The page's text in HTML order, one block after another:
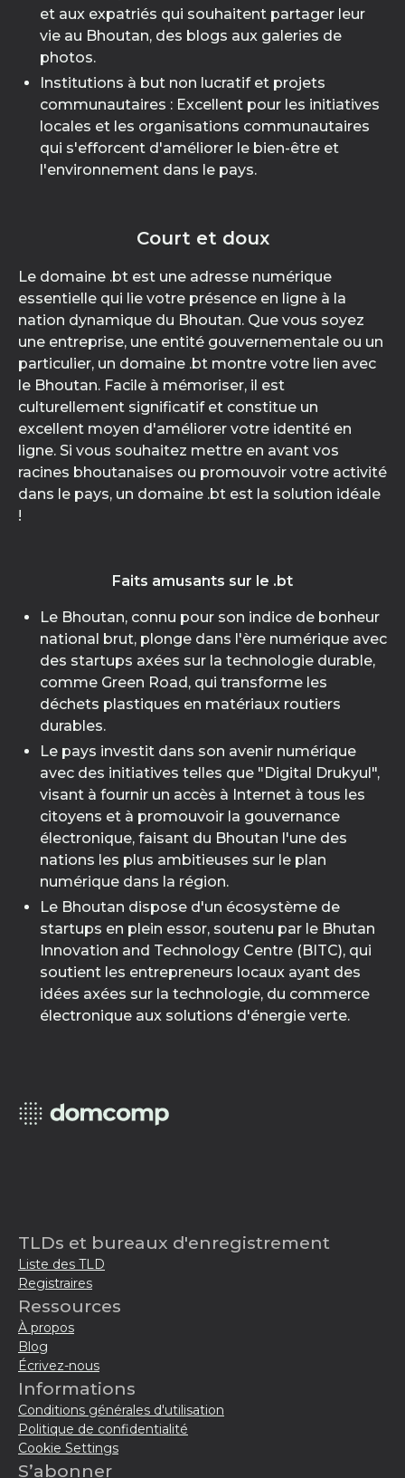
et aux expatriés qui souhaitent partager leur
vie au Bhoutan, des blogs aux galeries de
photos.
Institutions à but non lucratif et projets
communautaires : Excellent pour les initiatives
locales et les organisations communautaires
qui s'efforcent d'améliorer le bien-être et
l'environnement dans le pays.
Court et doux
Le domaine .bt est une adresse numérique
essentielle qui lie votre présence en ligne à la
nation dynamique du Bhoutan. Que vous soyez
une entreprise, une entité gouvernementale ou un
particulier, un domaine .bt montre votre lien avec
le Bhoutan. Facile à mémoriser, il est
culturellement significatif et constitue un
excellent moyen d'améliorer votre identité en
ligne. Si vous souhaitez mettre en avant vos
racines bhoutanaises ou promouvoir votre activité
dans le pays, un domaine .bt est la solution idéale
!
Faits amusants sur le .bt
Le Bhoutan, connu pour son indice de bonheur
national brut, plonge dans l'ère numérique avec
des startups axées sur la technologie durable,
comme Green Road, qui transforme les
déchets plastiques en matériaux routiers
durables.
Le pays investit dans son avenir numérique
avec des initiatives telles que "Digital Drukyul",
visant à fournir un accès à Internet à tous les
citoyens et à promouvoir la gouvernance
électronique, faisant du Bhoutan l'une des
nations les plus ambitieuses sur le plan
numérique dans la région.
Le Bhoutan dispose d'un écosystème de
startups en plein essor, soutenu par le Bhutan
Innovation and Technology Centre (BITC), qui
soutient les entrepreneurs locaux ayant des
idées axées sur la technologie, du commerce
électronique aux solutions d'énergie verte.
TLDs et bureaux d'enregistrement
Liste des TLD
Registraires
Ressources
À propos
Blog
Écrivez-nous
Informations
Conditions générales d'utilisation
Politique de confidentialité
Cookie Settings
S’abonner